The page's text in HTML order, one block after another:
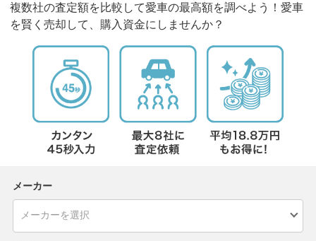
複数社の査定額を比較して愛車の最高額を調べよう！愛車
を賢く売却して、購入資金にしませんか？
メーカー